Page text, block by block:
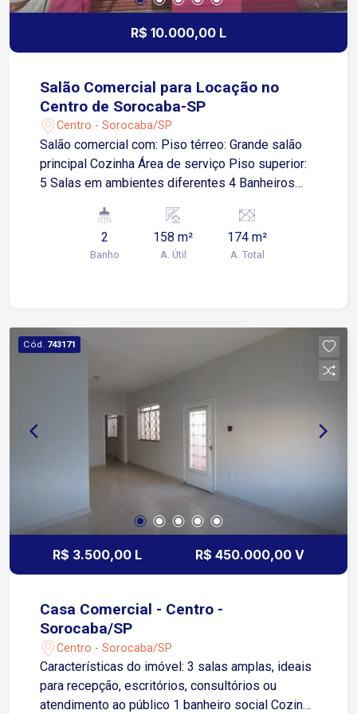
R$ 10.000,00 L
Salão Comercial para Locação no
Centro de Sorocaba-SP
Centro - Sorocaba/SP
Salão comercial com: Piso térreo: Grande salão
principal Cozinha Área de serviço Piso superior:
5 Salas em ambientes diferentes 4 Banheiros
Localização: Próximo a comércios e com grande
fluxo de pessoas Fácil acesso para Avenida São
Paulo, Avenida Afonso Vergueiro e Avenida Dom
2
Banho
158 m²
A. Útil
174 m²
A. Total
Cód. 743171
R$ 3.500,00 L R$ 450.000,00 V
Casa Comercial - Centro -
Sorocaba/SP
Centro - Sorocaba/SP
Características do imóvel: 3 salas amplas, ideais
para recepção, escritórios, consultórios ou
atendimento ao público 1 banheiro social Cozinha